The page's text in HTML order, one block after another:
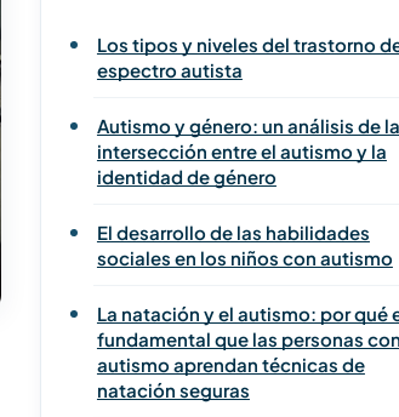
Los tipos y niveles del trastorno
espectro autista
Autismo y género: un análisis de la
intersección entre el autismo y la
identidad de género
El desarrollo de las habilidades
sociales en los niños con autismo
La natación y el autismo: por qué
fundamental que las personas con
autismo aprendan técnicas de
natación seguras